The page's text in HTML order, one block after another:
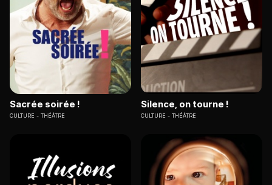
Sacrée soirée !
CULTURE THÉÂTRE
Silence, on tourne !
CULTURE THÉÂTRE